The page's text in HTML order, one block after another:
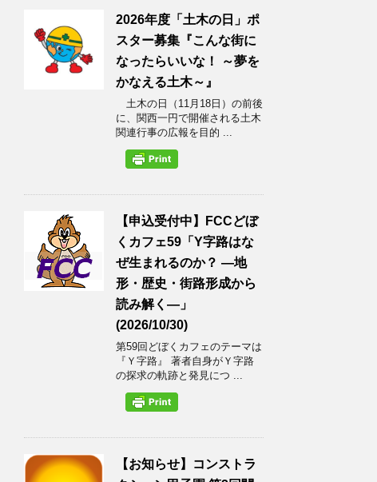
2026年度「土木の日」ポ
スター募集『こんな街に
なったらいいな！ ～夢を
かなえる土木～』
土木の日（11月18日）の前後
に、関西一円で開催される土木
関連行事の広報を目的 ...
【申込受付中】FCCどぼ
くカフェ59「Y字路はな
ぜ生まれるのか？ ―地
形・歴史・街路形成から
読み解く―」
(2026/10/30)
第59回どぼくカフェのテーマは
『Ｙ字路』 著者自身がＹ字路
の探求の軌跡と発見につ ...
【お知らせ】コンストラ